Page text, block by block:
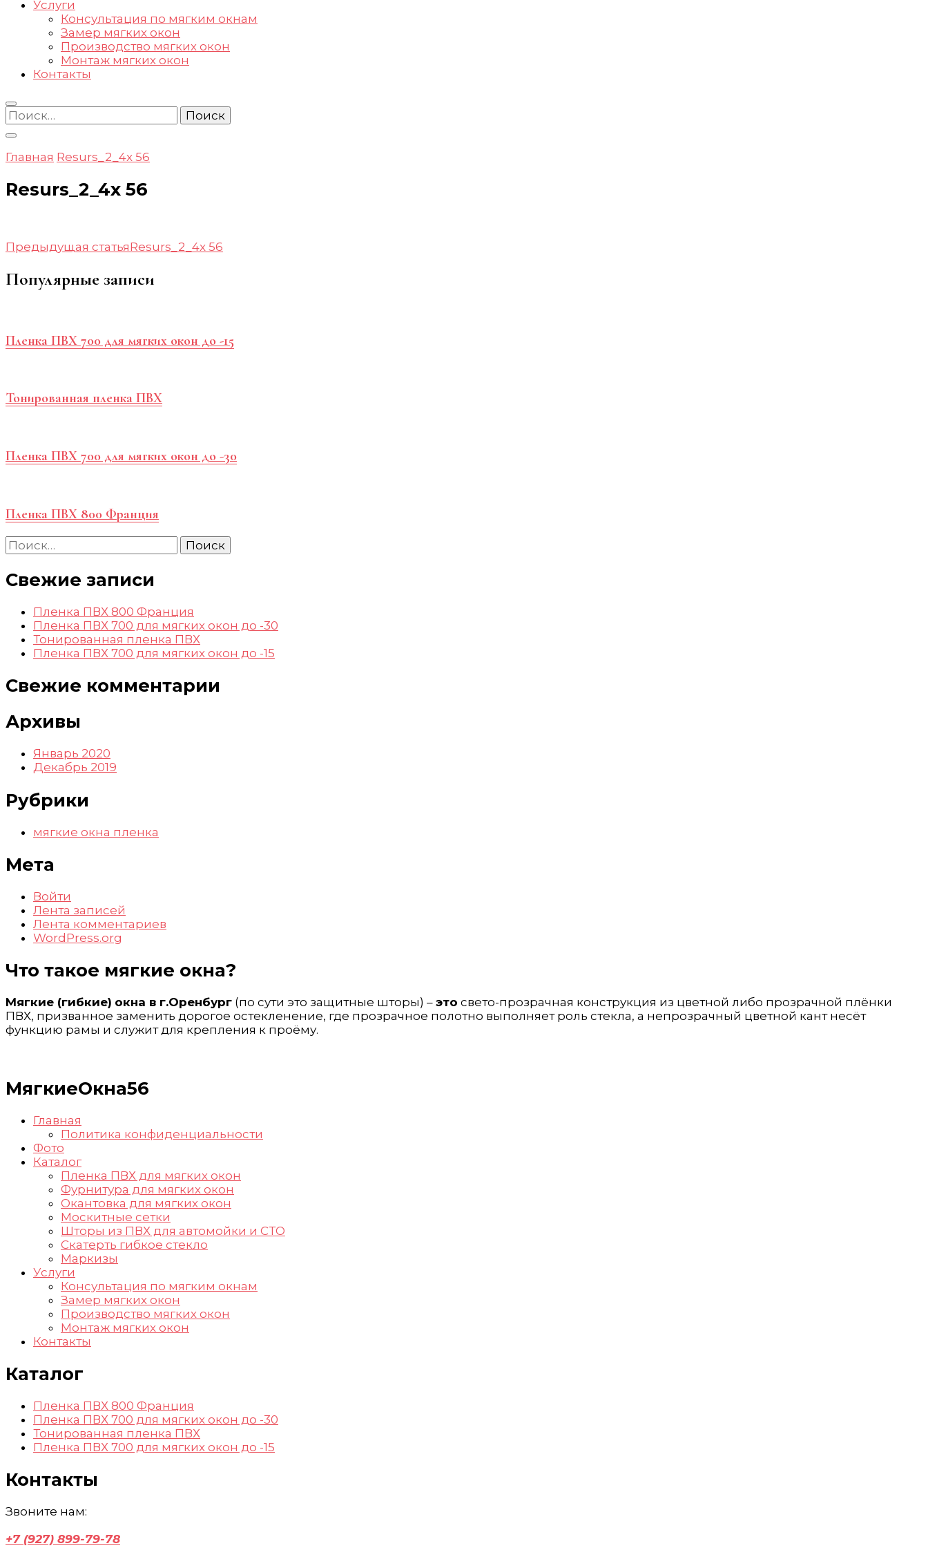
Услуги
Консультация по мягким окнам
Замер мягких окон
Производство мягких окон
Монтаж мягких окон
Контакты
Найти:
Главная Resurs_2_4x 56
Resurs_2_4x 56
Навигация
по
записям
Предыдущая статьяResurs_2_4x 56
Популярные записи
Пленка ПВХ 700 для мягких окон до -15
Тонированная пленка ПВХ
Пленка ПВХ 700 для мягких окон до -30
Пленка ПВХ 800 Франция
Найти:
Свежие записи
Пленка ПВХ 800 Франция
Пленка ПВХ 700 для мягких окон до -30
Тонированная пленка ПВХ
Пленка ПВХ 700 для мягких окон до -15
Свежие комментарии
Архивы
Январь 2020
Декабрь 2019
Рубрики
мягкие окна пленка
Мета
Войти
Лента записей
Лента комментариев
WordPress.org
Что такое мягкие окна?
Мягкие (гибкие) окна в г.Оренбург (по сути это защитные шторы) – это свето-прозрачная конструкция из цветной либо прозрачной плёнки
ПВХ, призванное заменить дорогое остекленение, где прозрачное полотно выполняет роль стекла, а непрозрачный цветной кант несёт
функцию рамы и служит для крепления к проёму.
МягкиеОкна56
Главная
Политика конфиденциальности
Фото
Каталог
Пленка ПВХ для мягких окон
Фурнитура для мягких окон
Окантовка для мягких окон
Москитные сетки
Шторы из ПВХ для автомойки и СТО
Скатерть гибкое стекло
Маркизы
Услуги
Консультация по мягким окнам
Замер мягких окон
Производство мягких окон
Монтаж мягких окон
Контакты
Каталог
Пленка ПВХ 800 Франция
Пленка ПВХ 700 для мягких окон до -30
Тонированная пленка ПВХ
Пленка ПВХ 700 для мягких окон до -15
Контакты
Звоните нам:
+7 (927) 899-79-78